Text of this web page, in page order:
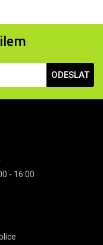
ODESLAT
- 16:00